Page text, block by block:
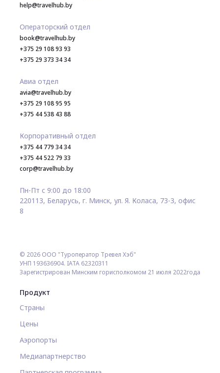
help@travelhub.by
Операторский отдел
book@travelhub.by
+375 29 108 93 93
+375 29 373 34 34
Авиа отдел
avia@travelhub.by
+375 29 108 95 95
+375 44 538 43 88
Корпоративный отдел
+375 44 779 34 34
+375 44 522 79 33
corp@travelhub.by
Пн-Пт с 9:00 до 18:00
220113, Беларусь, г. Минск, ул. Я. Коласа, 73-3, офис
8
© 2026 ООО "Туроператор Тревел Хэб"
УНП 193636904. IATA 62320311
Зарегистрирован Минским горисполкомом 21 июля 2022года
Продукт
Страны
Цены
Аэропорты
Медиапартнерство